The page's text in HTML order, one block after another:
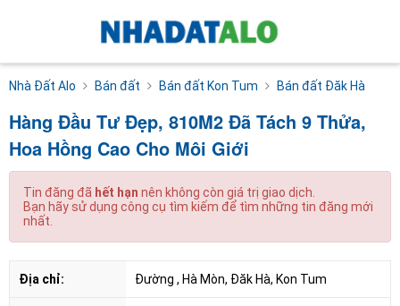
Nhà Đất Alo Bán đất Bán đất Kon Tum Bán đất Đăk Hà
Hàng Đầu Tư Đẹp, 810M2 Đã Tách 9 Thửa,
Hoa Hồng Cao Cho Môi Giới
Tin đăng đã hết hạn nên không còn giá trị giao dịch.
Bạn hãy sử dụng công cụ tìm kiếm để tìm những tin đăng mới
nhất.
Địa chỉ: Đường , Hà Mòn, Đăk Hà, Kon Tum